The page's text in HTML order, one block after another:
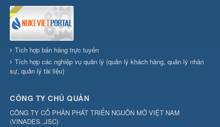
Tích hợp bán hàng trực tuyến
Tích hợp các nghiệp vụ quản lý (quản lý khách hàng, quản lý nhân
sự, quản lý tài liệu)
CÔNG TY CHỦ QUẢN
CÔNG TY CỔ PHẦN PHÁT TRIỂN NGUỒN MỞ VIỆT NAM
(VINADES.,JSC)